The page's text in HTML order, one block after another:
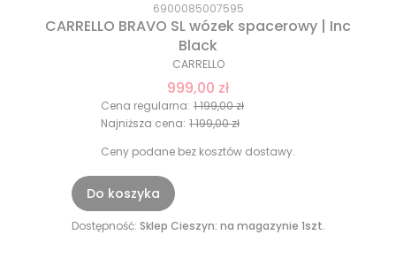
6900085007595
CARRELLO BRAVO SL wózek spacerowy | Inc
Black
CARRELLO
999,00 zł
Cena regularna: 1 199,00 zł
Najniższa cena: 1 199,00 zł
Ceny podane bez kosztów dostawy.
Do koszyka
Dostępność: Sklep Cieszyn: na magazynie 1szt.